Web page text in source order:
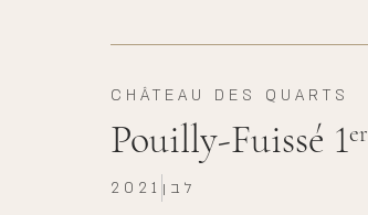
CHÂTEAU DES QUARTS
Pouilly-Fuissé 1er
2021 לבן